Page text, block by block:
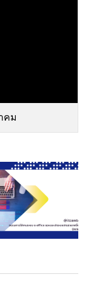
คม